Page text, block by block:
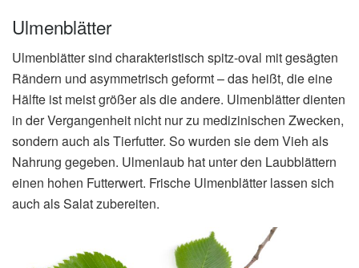
Ulmenblätter
Ulmenblätter sind charakteristisch spitz-oval mit gesägten
Rändern und asymmetrisch geformt – das heißt, die eine
Hälfte ist meist größer als die andere. Ulmenblätter dienten
in der Vergangenheit nicht nur zu medizinischen Zwecken,
sondern auch als Tierfutter. So wurden sie dem Vieh als
Nahrung gegeben. Ulmenlaub hat unter den Laubblättern
einen hohen Futterwert. Frische Ulmenblätter lassen sich
auch als Salat zubereiten.